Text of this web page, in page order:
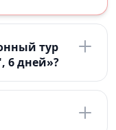
тур
6 дней»?